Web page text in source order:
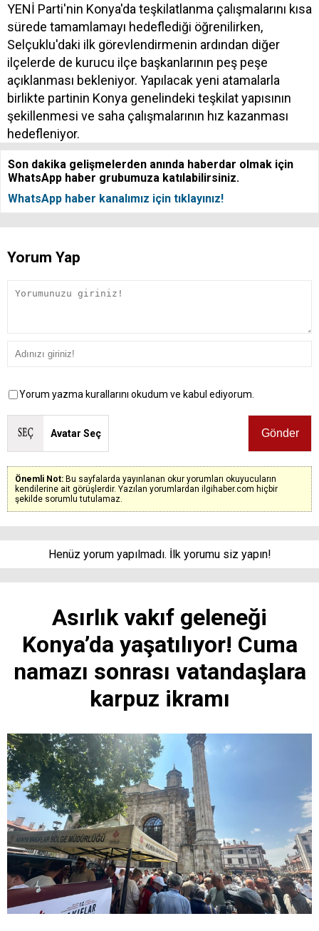
YENİ Parti'nin Konya'da teşkilatlanma çalışmalarını kısa
sürede tamamlamayı hedeflediği öğrenilirken,
Selçuklu'daki ilk görevlendirmenin ardından diğer
ilçelerde de kurucu ilçe başkanlarının peş peşe
açıklanması bekleniyor. Yapılacak yeni atamalarla
birlikte partinin Konya genelindeki teşkilat yapısının
şekillenmesi ve saha çalışmalarının hız kazanması
hedefleniyor.
Son dakika gelişmelerden anında haberdar olmak için
WhatsApp haber grubumuza katılabilirsiniz.
WhatsApp haber kanalımız için tıklayınız!
Yorum Yap
Yorum yazma kurallarını okudum ve kabul ediyorum.
Avatar Seç
Önemli Not: Bu sayfalarda yayınlanan okur yorumları okuyucuların
kendilerine ait görüşlerdir. Yazılan yorumlardan ilgihaber.com hiçbir
şekilde sorumlu tutulamaz.
Henüz yorum yapılmadı. İlk yorumu siz yapın!
Asırlık vakıf geleneği
Konya’da yaşatılıyor! Cuma
namazı sonrası vatandaşlara
karpuz ikramı